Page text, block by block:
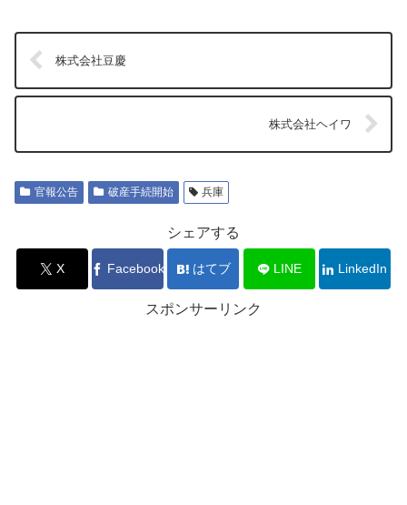
株式会社豆慶
株式会社ヘイワ
官報公告 破産手続開始 兵庫
シェアする
X Facebook はてブ LINE LinkedIn
スポンサーリンク